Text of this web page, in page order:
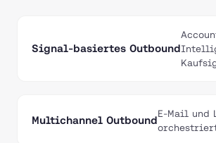
Signal-basiertes Outbound
Multichannel Outbound
E-Mail und